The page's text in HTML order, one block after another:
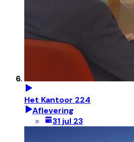
Het Kantoor 224
Aflevering
31 jul 23